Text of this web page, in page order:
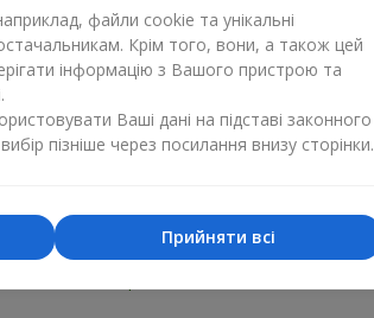
фото доставок
файли cookie та унікальні
Крім того, вони, а також цей
інформацію з Вашого пристрою та
Ваші дані на підставі законного
пізніше через посилання внизу сторінки.
Прийняти всі